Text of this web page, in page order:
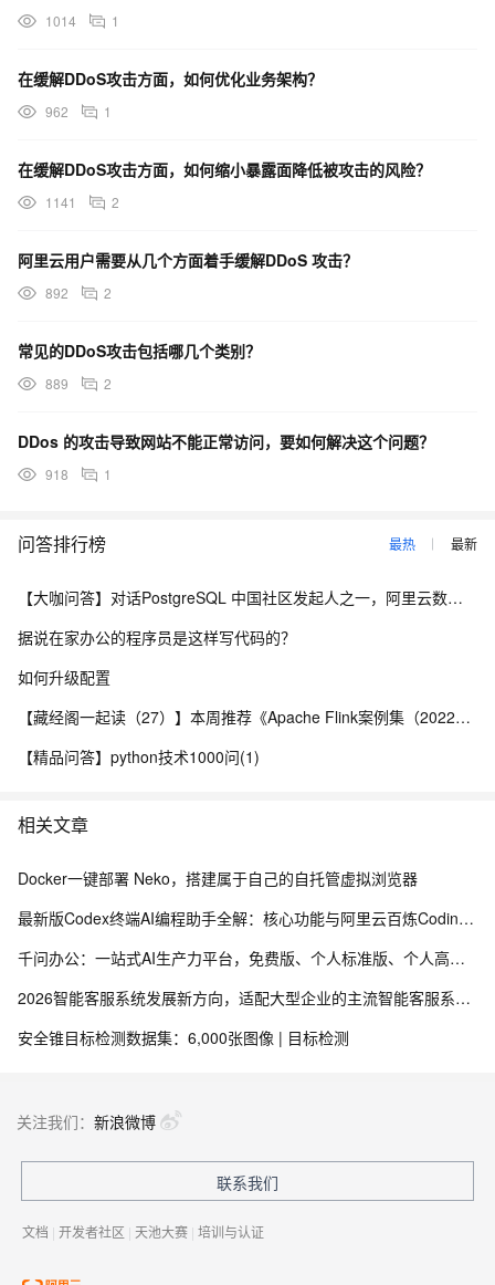
200Gbps的纯流量攻击，折合成普通用户所使用的家庭电
多数量的恶意访问，同时占用服务器带宽、内存资源，服务
器由于资源耗尽而瘫痪。
互联网企业如何正确防范DDOS？
TCP/IP协议是目前互联网采用最广泛的数据传输协
范的一个，其原因是TCP/IP协议本身的安全缺陷造成的。
对于DDOS流量攻击，目前还没有完全有效的方法来解
决，但可以从以下几个方面加以防范：
SYN请求连接数据包的复位，同时通过缩短超时常数和加
长等候队列使得系统能迅速处理无效的SYN请求数据包。
括限制SYN半开数据包的流量和个数。在路由器的前端多
必要的TCP拦截，使得只有完成TCP三次握手过程的数据包
才可以进入该网段，这样可以有效的保护本网段内的服务器
3. 租用高防抗攻击服务器，这类服务器通常采用硬件
防火墙对服务器进行安全防护，代替服务器执行部分功能，
出自银凌数据（3389idc.cn）提供高防服务器租用业务，
转载请注明文章来源，谢谢！
1014 1
在缓解DDoS攻击方面，如何优化业务架构？
962 1
在缓解DDoS攻击方面，如何缩小暴露面降低被攻击的风险？
1141 2
阿里云用户需要从几个方面着手缓解DDoS 攻击？
892 2
常见的DDoS攻击包括哪几个类别？
889 2
DDos 的攻击导致网站不能正常访问，要如何解决这个问题？
918 1
问答排行榜 最热 最新
【大咖问答】对话PostgreSQL 中国社区发起人之一，阿里云数据库高级专家 德哥
据说在家办公的程序员是这样写代码的？
如何升级配置
【藏经阁一起读（27）】本周推荐《Apache Flink案例集（2022版）》，你有哪些心得？
【精品问答】python技术1000问(1)
相关文章
Docker一键部署 Neko，搭建属于自己的自托管虚拟浏览器
最新版Codex终端AI编程助手全解：核心功能与阿里云百炼Coding Plan、Token Plan接入教程
千问办公：一站式AI生产力平台，免费版、个人标准版、个人高级版配置价格，新用户注册送2000积分
2026智能客服系统发展新方向，适配大型企业的主流智能客服系统评测
安全锥目标检测数据集：6,000张图像 | 目标检测
关注我们： 新浪微博
联系我们
文档 | 开发者社区 | 天池大赛 | 培训与认证